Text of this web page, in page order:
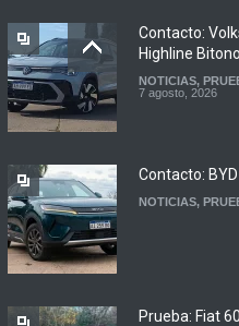
7 agosto, 2026
Argentina y
Contacto:
Highline
NOTICIAS,
7 agosto, 2026
Contacto:
NOTICIAS,
Prueba: Fiat